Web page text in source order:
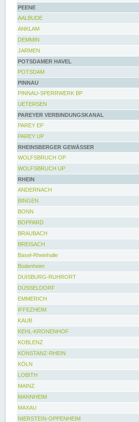
PEENE
AALBUDE
ANKLAM
DEMMIN
JARMEN
POTSDAMER HAVEL
POTSDAM
PINNAU
PINNAU-SPERRWERK BP
UETERSEN
PAREYER VERBINDUNGSKANAL
PAREY EP
PAREY UP
RHEINSBERGER GEWÄSSER
WOLFSBRUCH OP
WOLFSBRUCH UP
RHEIN
ANDERNACH
BINGEN
BONN
BOPPARD
BRAUBACH
BREISACH
Basel-Rheinhalle
Bodenheim
DUISBURG-RUHRORT
DÜSSELDORF
EMMERICH
IFFEZHEIM
KAUB
KEHL-KRONENHOF
KOBLENZ
KONSTANZ-RHEIN
KÖLN
LOBITH
MAINZ
MANNHEIM
MAXAU
NIERSTEIN-OPPENHEIM